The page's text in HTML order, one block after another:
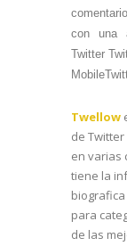
con una
Twitter
Twellow
de
en varias
tiene la
para
de las